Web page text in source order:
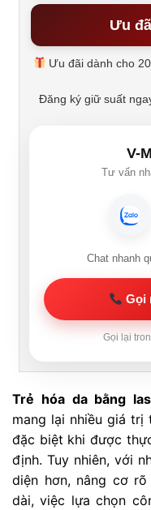
Ưu
Ưu đãi dành cho
Đăng ký giữ suất
V-
Tư vấn
Chat nhanh
Gọi
Gọi lại
Trẻ hóa da bằng
mang lại nhiều giá trị
đặc biệt khi được
định. Tuy nhiên, với
diện hơn, nâng cơ
dài, việc lựa chọn